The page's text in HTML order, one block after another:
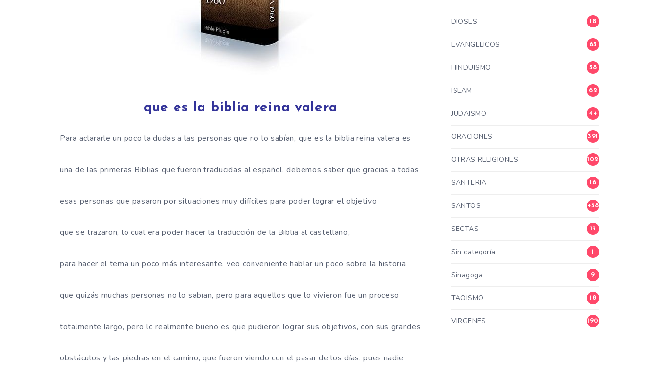
que es la biblia reina valera
Para aclararle un poco la dudas a las personas que no lo sabían, que es la biblia reina valera es
una de las primeras Biblias que fueron traducidas al español, debemos saber que gracias a todas
esas personas que pasaron por situaciones muy difíciles para poder lograr el objetivo
que se trazaron, lo cual era poder hacer la traducción de la Biblia al castellano,
para hacer el tema un poco más interesante, veo conveniente hablar un poco sobre la historia,
que quizás muchas personas no lo sabían, pero para aquellos que lo vivieron fue un proceso
totalmente largo, pero lo realmente bueno es que pudieron lograr sus objetivos, con sus grandes
obstáculos y las piedras en el camino, que fueron viendo con el pasar de los días, pues nadie
DIOSES 18
EVANGELICOS 63
HINDUISMO 58
ISLAM 62
JUDAISMO 44
ORACIONES 391
OTRAS RELIGIONES 102
SANTERIA 16
SANTOS 458
SECTAS 13
Sin categoría 1
Sinagoga 9
TAOISMO 18
VIRGENES 190